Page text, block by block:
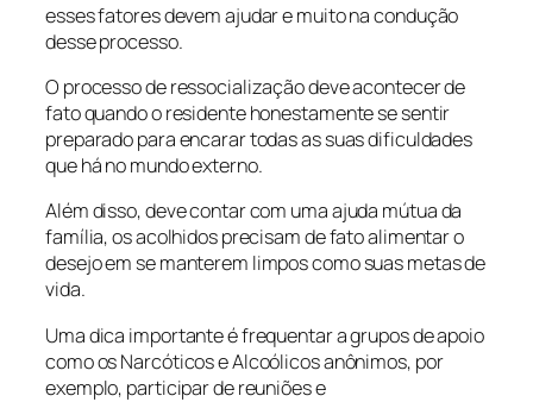
esses fatores devem ajudar e muito na condução
desse processo.
O processo de ressocialização deve acontecer de
fato quando o residente honestamente se sentir
preparado para encarar todas as suas dificuldades
que há no mundo externo.
Além disso, deve contar com uma ajuda mútua da
família, os acolhidos precisam de fato alimentar o
desejo em se manterem limpos como suas metas de
vida.
Uma dica importante é frequentar a grupos de apoio
como os Narcóticos e Alcoólicos anônimos, por
exemplo, participar de reuniões e